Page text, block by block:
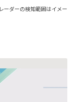
ダーの検知範囲はイメー